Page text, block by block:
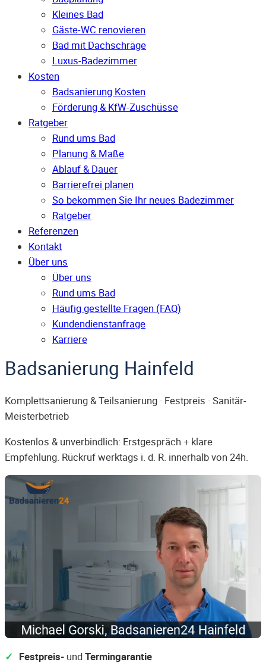
Kleines Bad
Gäste-WC renovieren
Bad mit Dachschräge
Luxus-Badezimmer
Kosten
Badsanierung Kosten
Förderung & KfW-Zuschüsse
Ratgeber
Rund ums Bad
Planung & Maße
Ablauf & Dauer
Barrierefrei planen
So bekommen Sie Ihr neues Badezimmer
Ratgeber
Referenzen
Kontakt
Über uns
Über uns
Rund ums Bad
Häufig gestellte Fragen (FAQ)
Kunden­dienst­anfrage
Karriere
Badsanierung Hainfeld
Komplettsanierung & Teilsanierung · Festpreis · Sanitär-
Meisterbetrieb
Kostenlos & unverbindlich: Erstgespräch + klare
Empfehlung. Rückruf werktags i. d. R. innerhalb von 24h.
Festpreis- undTermingarantie